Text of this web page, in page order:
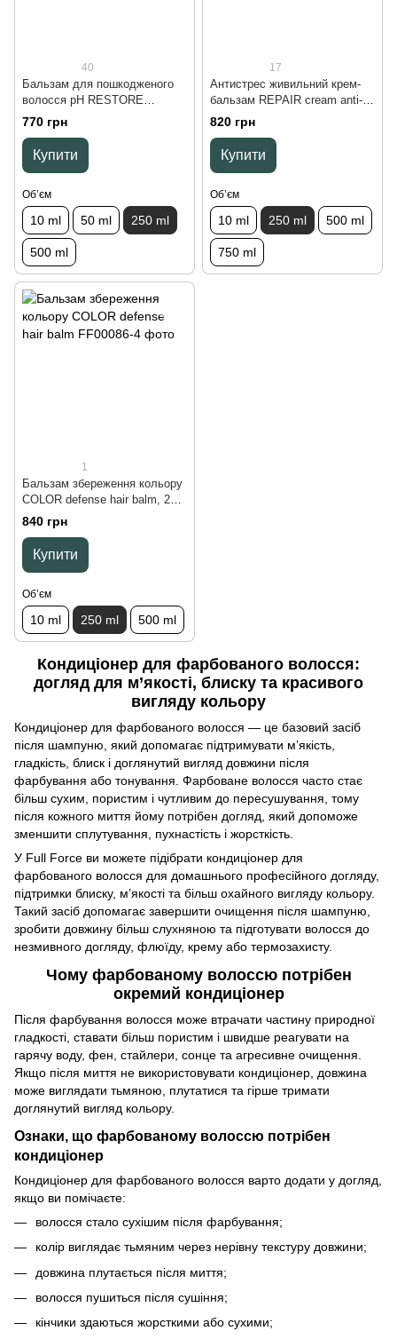
40
Бальзам для пошкодженого
волосся pH RESTORE
damaged hair balm, 250 ml
770 грн
Купити
Обʼєм
10 ml 50 ml 250 ml
500 ml
17
Антистрес живильний крем-
бальзам REPAIR cream anti-
stress balm, 250 ml
820 грн
Купити
Обʼєм
10 ml 250 ml 500 ml
750 ml
1
Бальзам збереження кольору
COLOR defense hair balm, 250
ml
840 грн
Купити
Обʼєм
10 ml 250 ml 500 ml
Кондиціонер для фарбованого волосся:
догляд для м’якості, блиску та красивого
вигляду кольору
Кондиціонер для фарбованого волосся — це базовий засіб
після шампуню, який допомагає підтримувати м’якість,
гладкість, блиск і доглянутий вигляд довжини після
фарбування або тонування. Фарбоване волосся часто стає
більш сухим, пористим і чутливим до пересушування, тому
після кожного миття йому потрібен догляд, який допоможе
зменшити сплутування, пухнастість і жорсткість.
У Full Force ви можете підібрати кондиціонер для
фарбованого волосся для домашнього професійного догляду,
підтримки блиску, м’якості та більш охайного вигляду кольору.
Такий засіб допомагає завершити очищення після шампуню,
зробити довжину більш слухняною та підготувати волосся до
незмивного догляду, флюїду, крему або термозахисту.
Чому фарбованому волоссю потрібен
окремий кондиціонер
Після фарбування волосся може втрачати частину природної
гладкості, ставати більш пористим і швидше реагувати на
гарячу воду, фен, стайлери, сонце та агресивне очищення.
Якщо після миття не використовувати кондиціонер, довжина
може виглядати тьмяною, плутатися та гірше тримати
доглянутий вигляд кольору.
Ознаки, що фарбованому волоссю потрібен
кондиціонер
Кондиціонер для фарбованого волосся варто додати у догляд,
якщо ви помічаєте:
волосся стало сухішим після фарбування;
колір виглядає тьмяним через нерівну текстуру довжини;
довжина плутається після миття;
волосся пушиться після сушіння;
кінчики здаються жорсткими або сухими;